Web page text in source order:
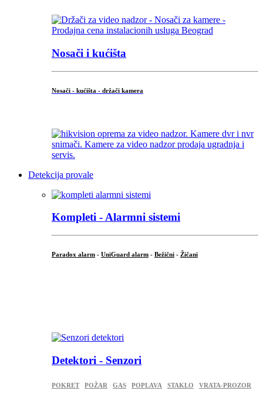
Nosači i kućišta
Nosači - kućišta - držači kamera
Detekcija provale
Kompleti - Alarmni sistemi
Paradox alarm - UniGuard alarm - Bežični - Žičani
Detektori - Senzori
POKRET POŽAR GAS POPLAVA STAKLO VRATA-PROZOR